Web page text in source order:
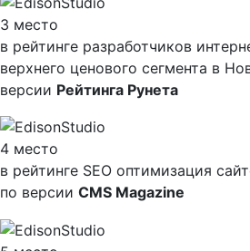
3 место
в рейтинге разработчиков
верхнего ценового сегмента в
версии Рейтинга Рунета
4 место
в рейтинге SEO оптимизация
по версии CMS Magazine